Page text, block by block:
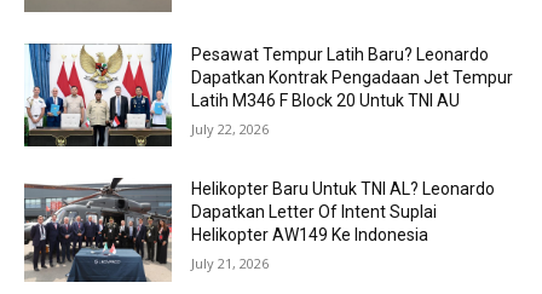
Pesawat Tempur Latih Baru? Leonardo
Dapatkan Kontrak Pengadaan Jet Tempur
Latih M346 F Block 20 Untuk TNI AU
July 22, 2026
Helikopter Baru Untuk TNI AL? Leonardo
Dapatkan Letter Of Intent Suplai
Helikopter AW149 Ke Indonesia
July 21, 2026